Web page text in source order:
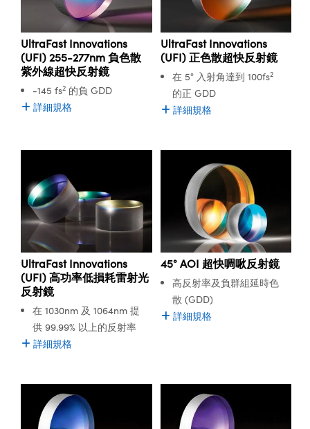
UltraFast Innovations
(UFI) 255-277nm 負色散
紫外線超快反射鏡
-145 fs2 的負 GDD
詳細規格
UltraFast Innovations
(UFI) 正色散超快反射鏡
在 5° 入射角達到 100fs2
的正 GDD
詳細規格
UltraFast Innovations
(UFI) 高功率低損耗雷射光
反射鏡
在 1030nm 及 1064nm 提
供 99.99% 以上的反射率
詳細規格
45° AOI 超快啁啾反射鏡
高反射率及負群組延時色
散 (GDD)
詳細規格